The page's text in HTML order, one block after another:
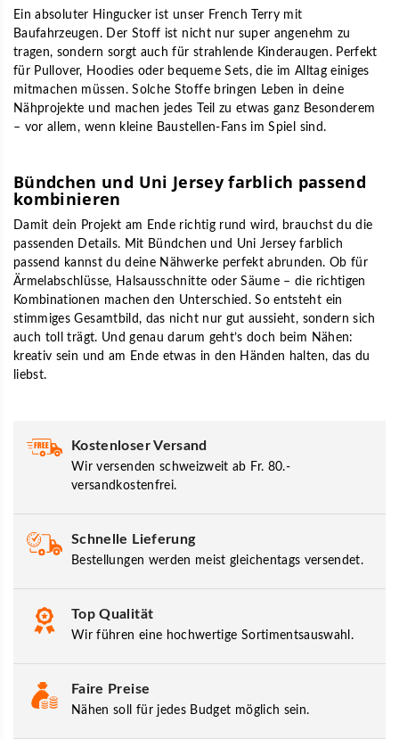
Ein absoluter Hingucker ist unser French Terry mit
Baufahrzeugen. Der Stoff ist nicht nur super angenehm zu
tragen, sondern sorgt auch für strahlende Kinderaugen. Perfekt
für Pullover, Hoodies oder bequeme Sets, die im Alltag einiges
mitmachen müssen. Solche Stoffe bringen Leben in deine
Nähprojekte und machen jedes Teil zu etwas ganz Besonderem
– vor allem, wenn kleine Baustellen-Fans im Spiel sind.
Bündchen und Uni Jersey farblich passend
kombinieren
Damit dein Projekt am Ende richtig rund wird, brauchst du die
passenden Details. Mit Bündchen und Uni Jersey farblich
passend
kannst du deine Nähwerke perfekt abrunden. Ob für
Ärmelabschlüsse, Halsausschnitte oder Säume – die richtigen
Kombinationen machen den Unterschied. So entsteht ein
stimmiges Gesamtbild, das nicht nur gut aussieht, sondern sich
auch toll trägt. Und genau darum geht’s doch beim Nähen:
kreativ sein und am Ende etwas in den Händen halten, das du
liebst.
Kostenloser Versand
Wir versenden schweizweit ab Fr. 80.-
versandkostenfrei.
Schnelle Lieferung
Bestellungen werden meist gleichentags versendet.
Top Qualität
Wir führen eine hochwertige Sortimentsauswahl.
Faire Preise
Nähen soll für jedes Budget möglich sein.